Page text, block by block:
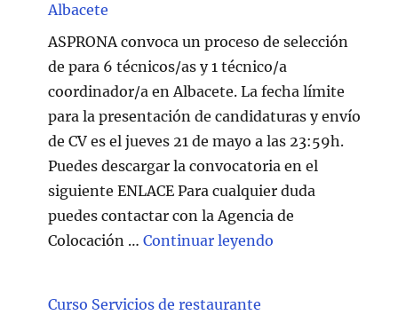
Albacete
ASPRONA convoca un proceso de selección
de para 6 técnicos/as y 1 técnico/a
coordinador/a en Albacete. La fecha límite
para la presentación de candidaturas y envío
de CV es el jueves 21 de mayo a las 23:59h.
Puedes descargar la convocatoria en el
siguiente ENLACE Para cualquier duda
puedes contactar con la Agencia de
Colocación …Continuar leyendo
Curso Servicios de restaurante